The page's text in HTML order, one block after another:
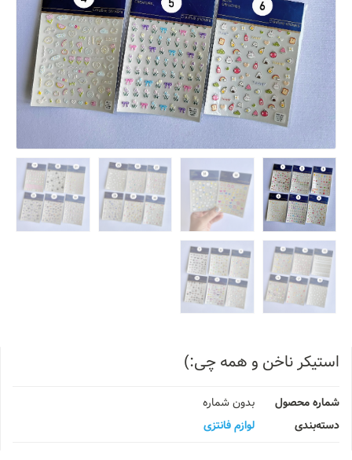
استیکر ناخن و همه چی:)
شماره محصول
بدون شماره
دسته‌بندی
لوازم فانتزی